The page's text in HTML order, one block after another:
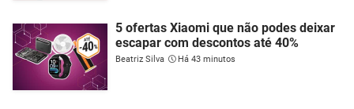
5 ofertas Xiaomi que não podes deixar
escapar com descontos até 40%
Beatriz Silva Há 43 minutos